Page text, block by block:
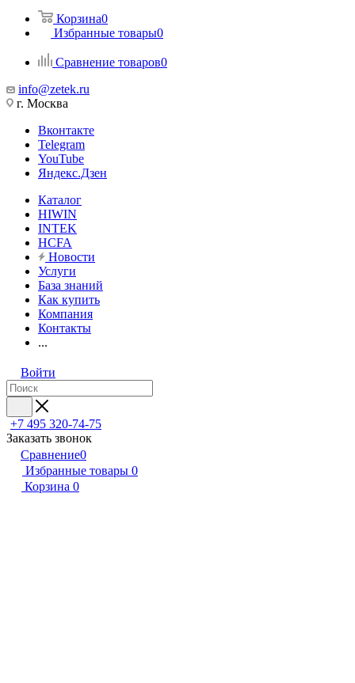
Корзина0
Избранные товары0
Сравнение товаров0
info@zetek.ru
г. Москва
Вконтакте
Telegram
YouTube
Яндекс.Дзен
Каталог
HIWIN
INTEK
HCFA
Новости
Услуги
База знаний
Как купить
Компания
Контакты
...
Войти
+7 495 320-74-75
Заказать звонок
Сравнение0
Избранные товары 0
Корзина 0